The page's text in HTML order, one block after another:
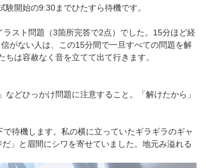
験開始の9:30までひたすら待機です。
スト問題（3箇所完答で2点）でした。15分ほど経
がない人は、この15分間で一旦すべての問題を解
は容赦なく音を立てて出て行きます。
どひっかけ問題に注意すること。「解けたから」
待機します。私の横に立っていたギラギラのギャ
」と眉間にシワを寄せていました。地元み溢れる